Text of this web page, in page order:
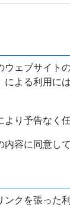
ウェブサイ
よる利用に
り予告なく
容に同意し
ンクを張った